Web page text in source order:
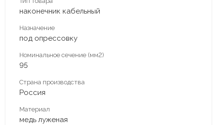
наконечник кабельный
Назначение
под опрессовку
Номинальное сечение (мм2)
95
Страна производства
Россия
Материал
медь луженая